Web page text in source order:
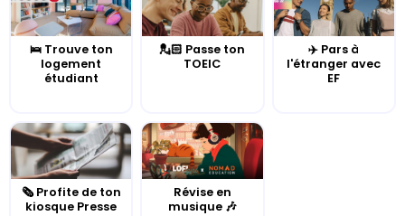
🛌 Trouve ton
logement
étudiant
💂🏻 Passe ton
TOEIC
✈️ Pars à
l'étranger avec
EF
🗞️ Profite de ton
kiosque Presse
Révise en
musique 🎶